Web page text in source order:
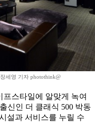
세영 기자 photothink@
스타일에 알맞게 녹여
신인 더 클래식 500 박동
설과 서비스를 누릴 수